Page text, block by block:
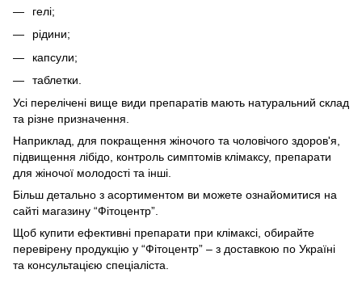
гелі;
рідини;
капсули;
таблетки.
Усі перелічені вище види препаратів мають натуральний склад
та різне призначення.
Наприклад, для покращення жіночого та чоловічого здоров'я,
підвищення лібідо, контроль симптомів клімаксу, препарати
для жіночої молодості та інші.
Більш детально з асортиментом ви можете ознайомитися на
сайті магазину “Фітоцентр”.
Щоб купити ефективні препарати при клімаксі, обирайте
перевірену продукцію у “Фітоцентр” – з доставкою по Україні
та консультацією спеціаліста.